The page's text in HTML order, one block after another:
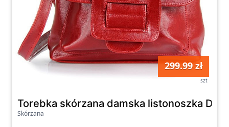
299.99 zł
szt
Torebka skórzana damska listonoszka
Skórzana